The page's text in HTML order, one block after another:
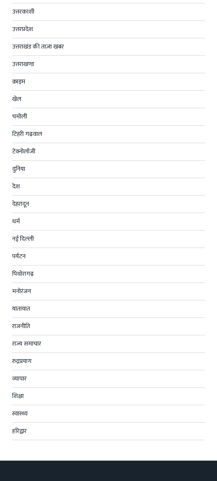
उत्तरकाशी
उत्तरप्रदेश
उत्तराखंड की ताज़ा खबर
उत्तराखण्ड
क्राइम
खेल
चमोली
टिहरी गढ़वाल
टेक्नोलॉजी
दुनिया
देश
देहरादून
धर्म
नई दिल्ली
पर्यटन
पिथोरागढ़
मनोरंजन
यातायात
राजनीति
राज्य समाचार
रुद्रप्रयाग
व्यापार
शिक्षा
स्वास्थ्य
हरिद्वार